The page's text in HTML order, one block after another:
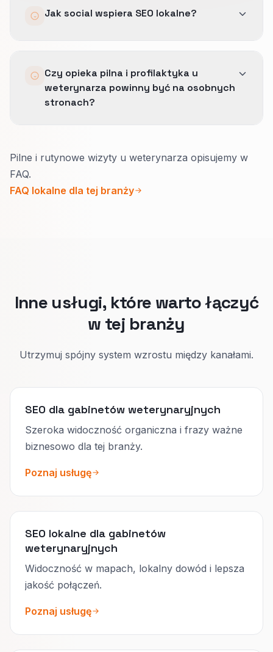
powtarzamy bezpieczne zastrzeżenia i unikamy
Jak social wspiera SEO lokalne?
sygnały zaufania, takie jak biogramy lekarzy,
instrukcje awaryjne i opinie właścicieli, gdy są
zgodne z kategoriami GBP i strefą obsługi.
Czy opieka pilna i profilaktyka u
weterynarza powinny być na osobnych
stronach?
Awaria potrzebuje telefonu na wierzchu,
krótkiej instrukcji przed przyjazdem i
prawdziwych godzin.
Pilne i rutynowe wizyty u weterynarza opisujemy w
FAQ.
FAQ lokalne dla tej branży
Inne usługi, które warto łączyć
w tej branży
Utrzymuj spójny system wzrostu między kanałami.
SEO dla gabinetów weterynaryjnych
Szeroka widoczność organiczna i frazy ważne
biznesowo dla tej branży.
Poznaj usługę
SEO lokalne dla gabinetów
weterynaryjnych
Widoczność w mapach, lokalny dowód i lepsza
jakość połączeń.
Poznaj usługę